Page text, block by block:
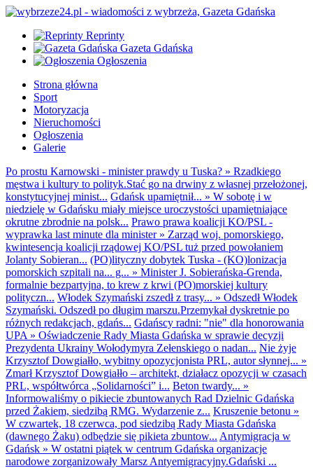
Reprinty
Gazeta Gdańska
Ogłoszenia
Strona główna
Sport
Motoryzacja
Nieruchomości
Ogłoszenia
Galerie
Po prostu Karnowski - minister prawdy u Tuska? » Rzadkiego
męstwa i kultury to polityk.Stać go na drwiny z własnej przełożonej,
konstytucyjnej minist... Gdańsk upamiętnił... » W sobotę i w
niedzielę w Gdańsku miały miejsce uroczystości upamiętniające
okrutne zbrodnie na polsk... Prawo prawa koalicji KO/PSL -
wyprawka last minute dla minister» Zarząd woj. pomorskiego,
kwintesencja koalicji rządowej KO/PSL tuż przed powołaniem
Jolanty Sobieran... (PO)lityczny dobytek Tuska - (KO)lonizacja
pomorskich szpitali na... g... » Minister J. Sobierańska-Grenda,
formalnie bezpartyjna, to krew z krwi (PO)morskiej kultury
polityczn... Włodek Szymański zszedł z trasy... » Odszedł Włodek
Szymański. Odszedł po długim marszu.Przemykał dyskretnie po
różnych redakcjach, gdańs... Gdańscy radni: "nie" dla honorowania
UPA » Oświadczenie Rady Miasta Gdańska w sprawie decyzji
Prezydenta Ukrainy Wołodymyra Zełenskiego o nadan... Nie żyje
Krzysztof Dowgiałło, wybitny opozycjonista PRL, autor słynnej... »
Zmarł Krzysztof Dowgiałło – architekt, działacz opozycji w czasach
PRL, współtwórca „Solidarności” i... Beton twardy... »
Informowaliśmy o pikiecie zbuntowanych Rad Dzielnic Gdańska
przed Żakiem, siedzibą RMG. Wydarzenie z... Kruszenie betonu »
W czwartek, 18 czerwca, pod siedzibą Rady Miasta Gdańska
(dawnego Żaku) odbędzie się pikieta zbuntow... Antymigracja w
Gdańsk » W ostatni piątek w centrum Gdańska organizacje
narodowe zorganizowały Marsz Antyemigracyjny.Gdański ...